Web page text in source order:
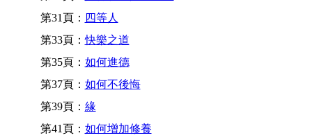
第31頁： 四等人
第33頁：快樂之道
第35頁： 如何進德
第37頁： 如何不後悔
第39頁： 緣
第41頁： 如何增加修養